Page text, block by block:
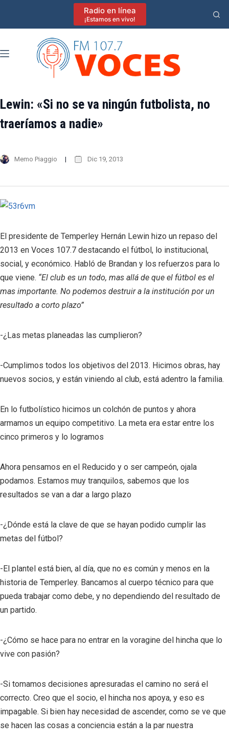
Radio en línea
¡Estamos en vivo!
Lewin: «Si no se va ningún futbolista, no
traeríamos a nadie»
Memo Piaggio Dic 19, 2013
El presidente de Temperley Hernán Lewin hizo un repaso del
2013 en Voces 107.7 destacando el fútbol, lo institucional,
social, y económico. Habló de Brandan y los refuerzos para lo
que viene. “El club es un todo, mas allá de que el fútbol es el
mas importante. No podemos destruir a la institución por un
resultado a corto plazo”
-¿Las metas planeadas las cumplieron?
-Cumplimos todos los objetivos del 2013. Hicimos obras, hay
nuevos socios, y están viniendo al club, está adentro la familia.
En lo futbolístico hicimos un colchón de puntos y ahora
armamos un equipo competitivo. La meta era estar entre los
cinco primeros y lo logramos
Ahora pensamos en el Reducido y o ser campeón, ojala
podamos. Estamos muy tranquilos, sabemos que los
resultados se van a dar a largo plazo
-¿Dónde está la clave de que se hayan podido cumplir las
metas del fútbol?
-El plantel está bien, al día, que no es común y menos en la
historia de Temperley. Bancamos al cuerpo técnico para que
pueda trabajar como debe, y no dependiendo del resultado de
un partido.
-¿Cómo se hace para no entrar en la voragine del hincha que lo
vive con pasión?
-Si tomamos decisiones apresuradas el camino no será el
correcto. Creo que el socio, el hincha nos apoya, y eso es
impagable. Si bien hay necesidad de ascender, como se ve que
se hacen las cosas a conciencia están a la par nuestra